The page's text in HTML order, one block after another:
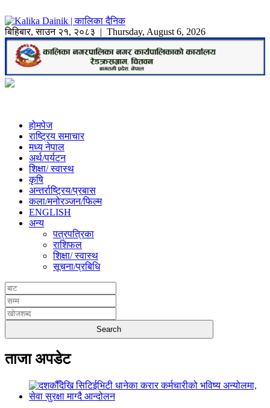
बिहिबार,साउन २१, २०८३ | Thursday, August 6, 2026
होमपेज
राष्ट्रिय समाचार
मध्य नेपाल
अर्थ/पर्यटन
शिक्षा/ स्वास्थ
कृषि
अन्तर्राष्ट्रिय/प्रबास
कला/मनोरञ्जन/फिल्म
ENGLISH
अन्य
पत्रपत्रिका
राशिफल
शिक्षा/ स्वास्थ
सूचना/प्रबिधि
ताजा अपडेट